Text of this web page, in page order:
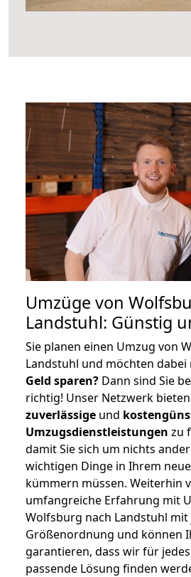
Umzüge von
Landstuhl: Günstig
Sie planen einen Umzug von
Landstuhl und möchten
Geld sparen? Dann sind Sie
richtig! Unser Netzwerk
zuverlässige und
Umzugsdienstleistungen zu
damit Sie sich um nichts
wichtigen Dinge in Ihrem
kümmern müssen. Weiterhin
umfangreiche Erfahrung mit
Wolfsburg nach Landstuhl
Größenordnung und können
garantieren, dass wir für
passende Lösung finden